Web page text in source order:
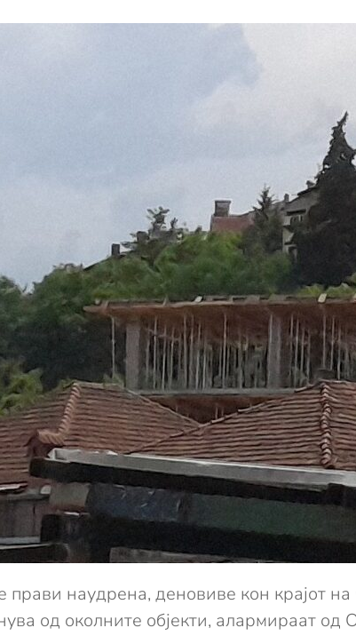
наудрена, деновиве кон крајот
од околните објекти, алармираат